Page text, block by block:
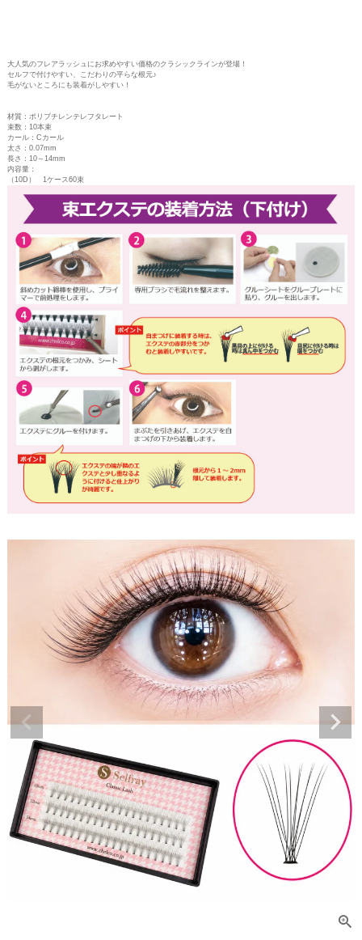
大人気のフレアラッシュにお求めやすい価格のクラシックラインが登場！
セルフで付けやすい、こだわりの平らな根元♪
毛がないところにも装着がしやすい！
材質：ポリブチレンテレフタレート
束数：10本束
カール：Cカール
太さ：0.07mm
長さ：10～14mm
内容量：
（10D） 1ケース60束